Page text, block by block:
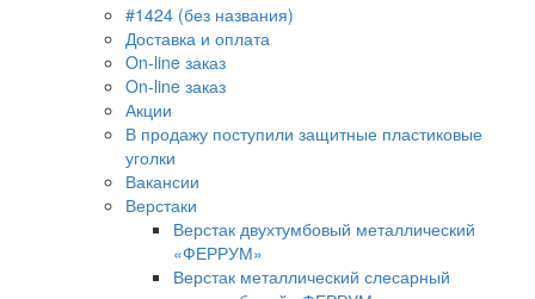
#1424 (без названия)
Доставка и оплата
On-line заказ
On-line заказ
Акции
В продажу поступили защитные пластиковые
уголки
Вакансии
Верстаки
Верстак двухтумбовый металлический
«ФЕРРУМ»
Верстак металлический слесарный